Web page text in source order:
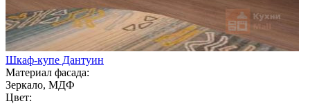
Шкаф-купе Дантуин
Материал фасада:
Зеркало, МДФ
Цвет: